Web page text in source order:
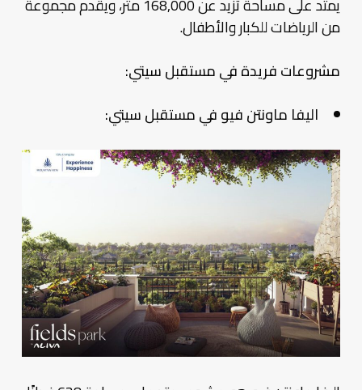
من الرياضات للكبار والأطفال.
مشروعات فريدة في مستقبل سيتي:
اليفا ماونتن فيو في مستقبل سيتي: